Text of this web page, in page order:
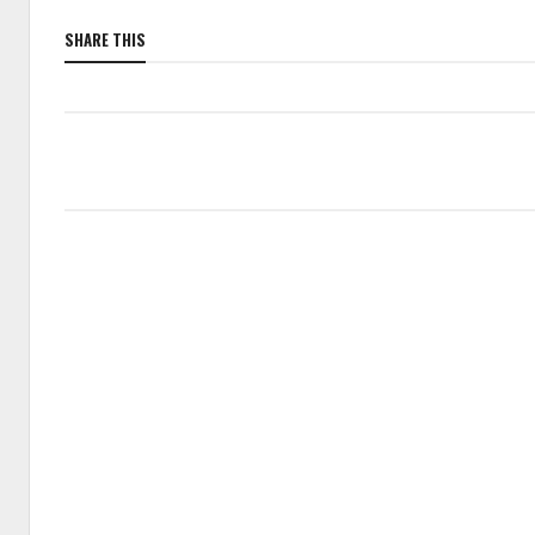
SHARE THIS